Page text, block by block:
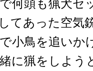
何頭も猟犬セ
てあった空気
小鳥を追いか
に猟をしよう